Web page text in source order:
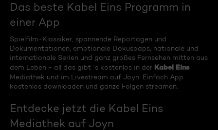
Das beste Kabel Eins Programm in
einer App
Spielfilm-Klassiker, spannende Reportagen und
Dokumentationen, emotionale Dokusoaps, nationale und
internationale Serien und ganz großes Fernsehen mitten aus
dem Leben - all das gibt´s kostenlos in der Kabel Eins
Mediathek und im Livestream auf Joyn. Einfach App
kostenlos downloaden und ganze Folgen streamen.
Entdecke jetzt die Kabel Eins
Mediathek auf Joyn